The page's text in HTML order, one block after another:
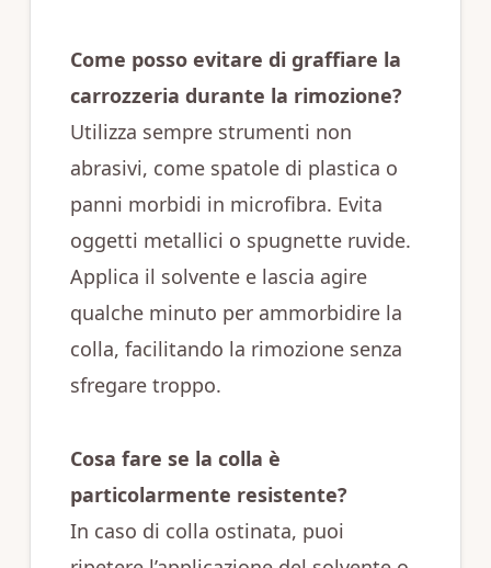
Come posso evitare di graffiare la
carrozzeria durante la rimozione?
Utilizza sempre strumenti non
abrasivi, come spatole di plastica o
panni morbidi in microfibra. Evita
oggetti metallici o spugnette ruvide.
Applica il solvente e lascia agire
qualche minuto per ammorbidire la
colla, facilitando la rimozione senza
sfregare troppo.
Cosa fare se la colla è
particolarmente resistente?
In caso di colla ostinata, puoi